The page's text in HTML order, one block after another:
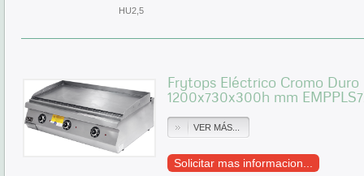
HU2,5
Frytops Eléctrico Cromo Duro
1200x730x300h mm
VER MÁS...
Solicitar mas informacion...